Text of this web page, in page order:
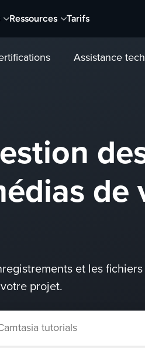
Ressources Tarifs
Assistance
de
et les fichiers
projet.